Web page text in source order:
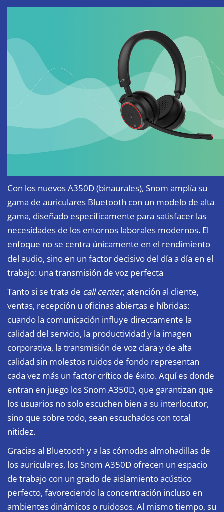
Con los nuevos A350D (binaurales), Snom amplía su
gama de auriculares Bluetooth con un modelo de alta
gama, diseñado específicamente para satisfacer las
necesidades de los entornos laborales modernos. El
enfoque no se centra únicamente en el rendimiento
del audio, sino en un factor decisivo del día a día en el
trabajo: una transmisión de voz perfecta
Tanto si se trata de call center,atención al cliente,
ventas, recepción u oficinas abiertas e híbridas:
cuando la comunicación influye directamente la
calidad del servicio, la productividad y la imagen
corporativa, la transmisión de voz clara y de alta
calidad sin molestos ruidos de fondo representan
cada vez más un factor crítico de éxito. Aquí es donde
entran en juego los Snom A350D, que garantizan que
los usuarios no solo escuchen bien a su interlocutor,
sino que sobre todo, sean escuchados con total
nitidez.
Gracias al Bluetooth y a las cómodas almohadillas de
los auriculares, los Snom A350D ofrecen un espacio
de trabajo con un grado de aislamiento acústico
perfecto, favoreciendo la concentración incluso en
ambientes dinámicos o ruidosos. Al mismo tiempo, su